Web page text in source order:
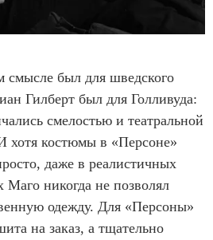
смысле был для шведского
Гилберт был для Голливуда:
смелостью и театральной
хотя костюмы в «Персоне»
даже в реалистичных
никогда не позволял
одежду. Для «Персоны»
на заказ, а тщательно